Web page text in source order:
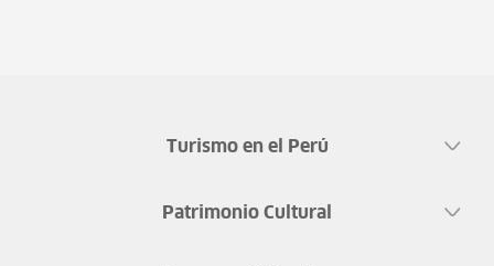
Turismo en el Perú
Patrimonio Cultural